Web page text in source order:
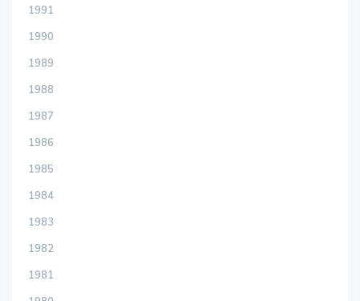
1991
1990
1989
1988
1987
1986
1985
1984
1983
1982
1981